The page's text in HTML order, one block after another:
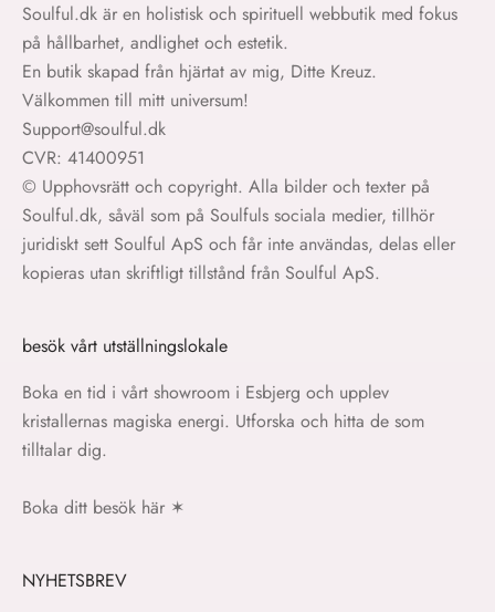
Soulful.dk är en holistisk och spirituell webbutik med fokus
på hållbarhet, andlighet och estetik.
En butik skapad från hjärtat av mig, Ditte Kreuz.
Välkommen till mitt universum!
Support@soulful.dk
CVR: 41400951
© Upphovsrätt och copyright. Alla bilder och texter på
Soulful.dk, såväl som på Soulfuls sociala medier, tillhör
juridiskt sett Soulful ApS och får inte användas, delas eller
kopieras utan skriftligt tillstånd från Soulful ApS.
besök vårt utställningslokale
Boka en tid i vårt showroom i Esbjerg och upplev
kristallernas magiska energi. Utforska och hitta de som
tilltalar dig.
Boka ditt besök här ✶
NYHETSBREV